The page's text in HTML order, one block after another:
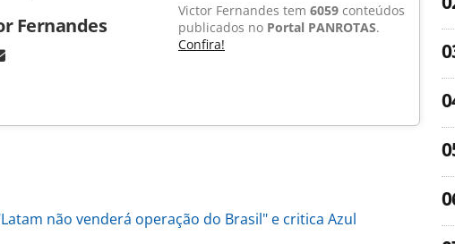
Fernandes
Victor Fernandes tem 6059 conteúdos
publicados no Portal PANROTAS.
Confira!
não venderá operação do Brasil" e critica Azul